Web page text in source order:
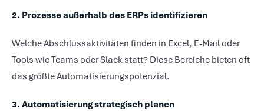
2. Prozesse außerhalb des ERPs identifizieren
Welche Abschlussaktivitäten finden in Excel, E-Mail oder
Tools wie Teams oder Slack statt? Diese Bereiche bieten oft
das größte Automatisierungspotenzial.
3. Automatisierung strategisch planen